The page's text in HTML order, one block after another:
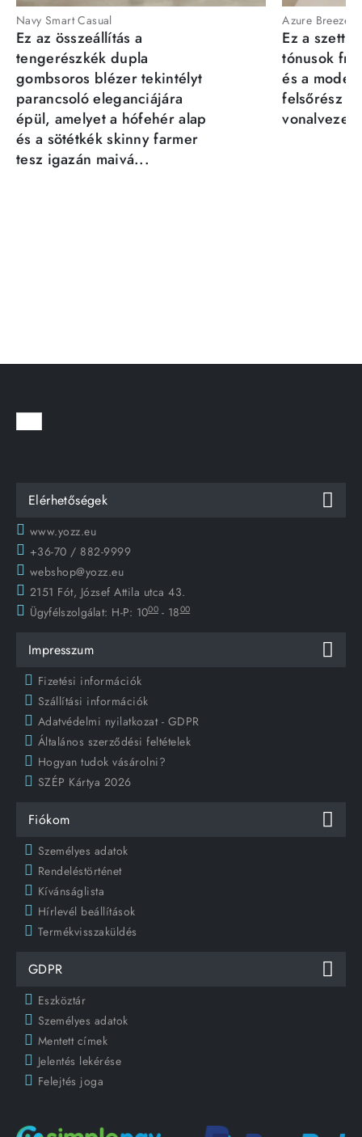
Navy Smart Casual
Ez az összeállítás a
tengerészkék dupla
gombsoros blézer tekintélyt
parancsoló eleganciájára
épül, amelyet a hófehér alap
és a sötétkék skinny farmer
tesz igazán maivá...
Azure Breeze
Ez a szett
tónusok
és a
felsőrész
Elérhetőségek
www.yozz.eu
+36-70 / 882-9999
webshop@yozz.eu
2151 Fót, József Attila utca 43.
Ügyfélszolgálat: H-P: 1000 - 1800
Impresszum
Fizetési információk
Szállítási információk
Adatvédelmi nyilatkozat - GDPR
Általános szerződési feltételek
Hogyan tudok vásárolni?
SZÉP Kártya 2026
Fiókom
Személyes adatok
Rendeléstörténet
Kívánságlista
Hírlevél beállítások
Termékvisszaküldés
GDPR
Eszköztár
Személyes adatok
Mentett címek
Jelentés lekérése
Felejtés joga